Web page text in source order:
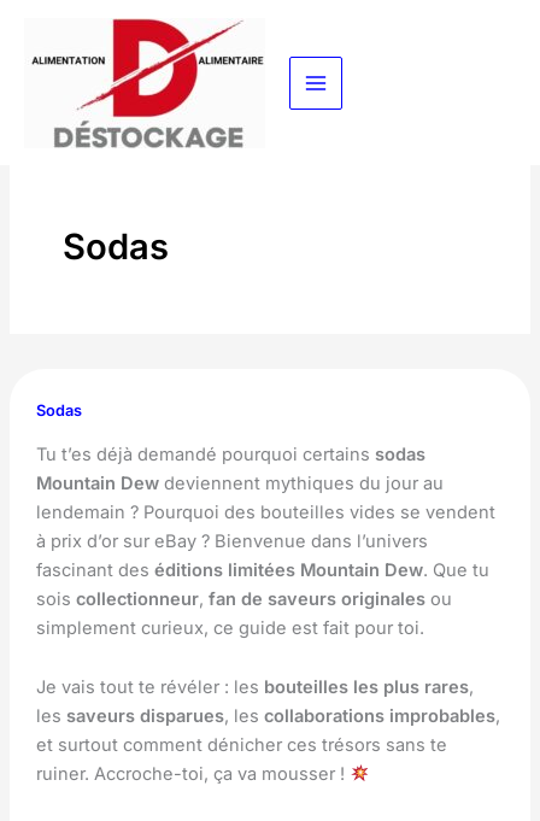
contenu
Sodas
Sodas
Tu t’es déjà demandé pourquoi certains sodas
Mountain Dewdeviennent mythiques du jour au
lendemain ? Pourquoi des bouteilles vides se vendent
à prix d’or sur eBay ? Bienvenue dans l’univers
fascinant des éditions limitées Mountain Dew. Que tu
sois collectionneur, fan de saveurs originalesou
simplement curieux, ce guide est fait pour toi.
Je vais tout te révéler : les bouteilles les plus rares,
les saveurs disparues, les collaborations improbables,
et surtout comment dénicher ces trésors sans te
ruiner. Accroche-toi, ça va mousser !